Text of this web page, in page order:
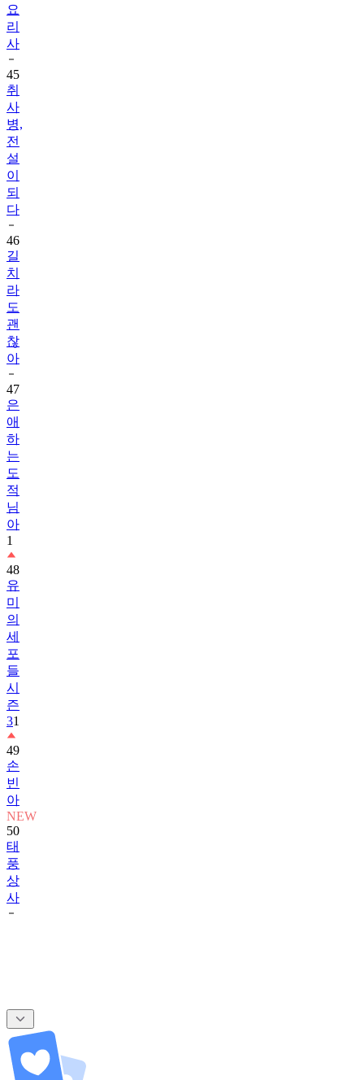
요
리
사
45
취
사
병,
전
설
이
되
다
46
길
치
라
도
괜
찮
아
47
은
애
하
는
도
적
님
아
1
48
유
미
의
세
포
들
시
즌
31
49
손
빈
아
NEW
50
태
풍
상
사